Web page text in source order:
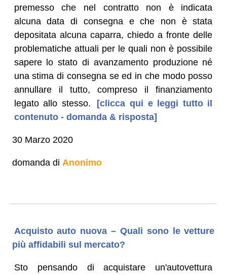
premesso che nel contratto non è indicata
alcuna data di consegna e che non è stata
depositata alcuna caparra, chiedo a fronte delle
problematiche attuali per le quali non è possibile
sapere lo stato di avanzamento produzione né
una stima di consegna se ed in che modo posso
annullare il tutto, compreso il finanziamento
legato allo stesso.
[clicca qui e leggi tutto il
contenuto - domanda & risposta]
30 Marzo 2020
domanda di Anonimo
Acquisto auto nuova – Quali sono le vetture
più affidabili sul mercato?
Sto pensando di acquistare un'autovettura